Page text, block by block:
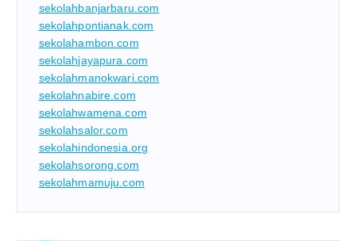
sekolahbanjarbaru.com
sekolahpontianak.com
sekolahambon.com
sekolahjayapura.com
sekolahmanokwari.com
sekolahnabire.com
sekolahwamena.com
sekolahsalor.com
sekolahindonesia.org
sekolahsorong.com
sekolahmamuju.com